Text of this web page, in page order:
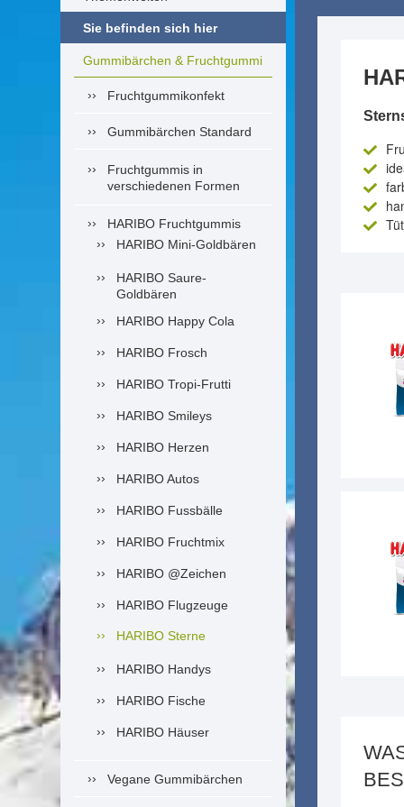
Sie befinden sich hier
Gummibärchen & Fruchtgummi
Fruchtgummikonfekt
Gummibärchen Standard
Fruchtgummis in
verschiedenen Formen
HARIBO Fruchtgummis
HARIBO Mini-Goldbären
HARIBO Saure-
Goldbären
HARIBO Happy Cola
HARIBO Frosch
HARIBO Tropi-Frutti
HARIBO Smileys
HARIBO Herzen
HARIBO Autos
HARIBO Fussbälle
HARIBO Fruchtmix
HARIBO @Zeichen
HARIBO Flugzeuge
HARIBO Sterne
HARIBO Handys
HARIBO Fische
HARIBO Häuser
Vegane Gummibärchen